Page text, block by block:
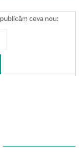
ceva nou: